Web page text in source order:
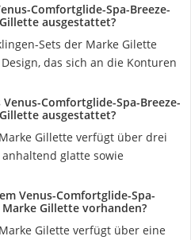
Comfortglide-Spa-Breeze-
ausgestattet?
Sets der Marke Gilette
das sich an die Konturen
Comfortglide-Spa-Breeze-
ausgestattet?
Gillette verfügt über drei
glatte sowie
Venus-Comfortglide-Spa-
Gillette vorhanden?
Gilette verfügt über eine